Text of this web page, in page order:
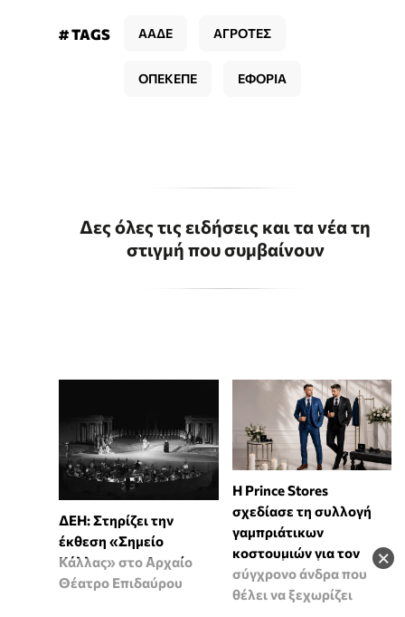
×
# TAGS ΑΑΔΕ ΑΓΡΟΤΕΣ
ΟΠΕΚΕΠΕ ΕΦΟΡΙΑ
Δες όλες τις ειδήσεις και τα νέα τη
στιγμή που συμβαίνουν
ΔΕΗ: Στηρίζει την
έκθεση «Σημείο
Κάλλας» στο Αρχαίο
Θέατρο Επιδαύρου
Η Prince Stores
σχεδίασε τη συλλογή
γαμπριάτικων
κοστουμιών για τον
σύγχρονο άνδρα που
θέλει να ξεχωρίζει